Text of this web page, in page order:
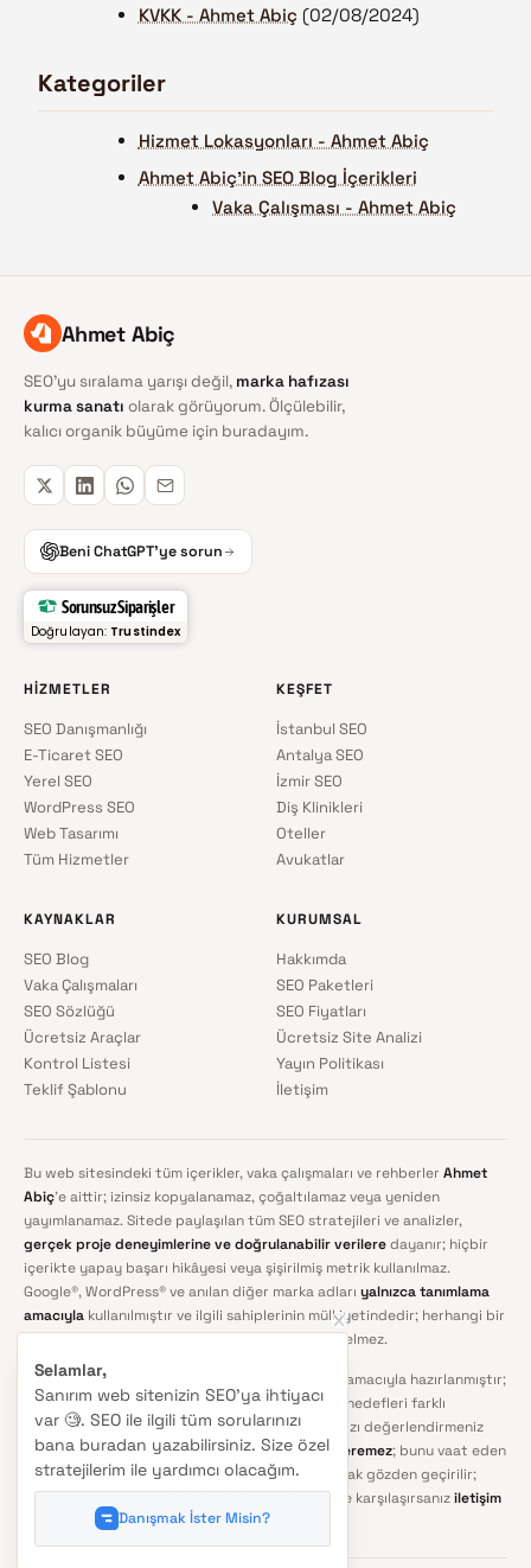
KVKK - Ahmet Abiç (02/08/2024)
Kategoriler
Hizmet Lokasyonları - Ahmet Abiç
Ahmet Abiç'in SEO Blog İçerikleri
Vaka Çalışması - Ahmet Abiç
Ahmet Abiç
SEO'yu sıralama yarışı değil, marka hafızası
kurma sanatı olarak görüyorum. Ölçülebilir,
kalıcı organik büyüme için buradayım.
Beni ChatGPT'ye sorun
Sorunsuz Siparişler
Doğrulayan: Trustindex
HIZMETLER
SEO Danışmanlığı
E-Ticaret SEO
Yerel SEO
WordPress SEO
Web Tasarımı
Tüm Hizmetler
KEŞFET
İstanbul SEO
Antalya SEO
İzmir SEO
Diş Klinikleri
Oteller
Avukatlar
KAYNAKLAR
SEO Blog
Vaka Çalışmaları
SEO Sözlüğü
Ücretsiz Araçlar
Kontrol Listesi
Teklif Şablonu
KURUMSAL
Hakkımda
SEO Paketleri
SEO Fiyatları
Ücretsiz Site Analizi
Yayın Politikası
İletişim
Bu web sitesindeki tüm içerikler, vaka çalışmaları ve rehberler Ahmet
Abiç'e aittir; izinsiz kopyalanamaz, çoğaltılamaz veya yeniden
yayımlanamaz. Sitede paylaşılan tüm SEO stratejileri ve analizler,
gerçek proje deneyimlerine ve doğrulanabilir verileredayanır; hiçbir
içerikte yapay başarı hikâyesi veya şişirilmiş metrik kullanılmaz.
Google®, WordPress® ve anılan diğer marka adları yalnızca tanımlama
amacıyla kullanılmıştır ve ilgili sahiplerinin mülkiyetindedir; herhangi bir
ortaklık, sponsorluk veya resmî onay anlamına gelmez.
Sitedeki rehber ve analizler genel bilgilendirme amacıyla hazırlanmıştır;
her projenin rekabet ortamı, teknik altyapısı ve hedefleri farklı
olduğundan uygulamadan önce kendi koşullarınızı değerlendirmeniz
önerilir. SEO'dakimse kesin sıralama garantisi veremez; bunu vaat eden
yaklaşımlardan uzak durun. İçerikler düzenli olarak gözden geçirilir;
güncelliğini yitirdiğini düşündüğünüz bir bilgiyle karşılaşırsanıziletişim
sayfasındanbildirmeniz yeterlidir.
Selamlar,
Sanırım web sitenizin SEO'ya ihtiyacı
var 🧐. SEO ile ilgili tüm sorularınızı
bana buradan yazabilirsiniz. Size özel
stratejilerim ile yardımcı olacağım.
Danışmak İster Misin?